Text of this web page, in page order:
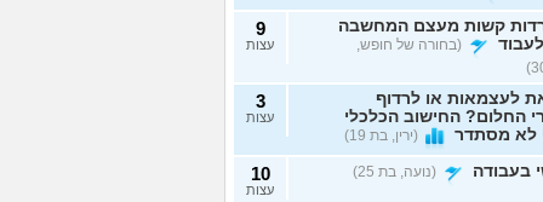
קשות מעצם המחשבה
(בחורה של חופש,
9
עצות
לעצמאות או לרדוף
החלום? החישוב הכלכלי
לא מסתדר
(ירין, בת 19)
3
עצות
בעבודה (נועה, בת 25) 10
עצות